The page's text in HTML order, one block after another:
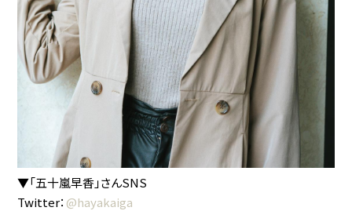
▼「五十嵐早香」さんSNS
Twitter： @hayakaiga